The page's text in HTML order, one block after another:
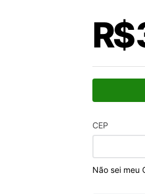
R$
CEP
Não sei meu